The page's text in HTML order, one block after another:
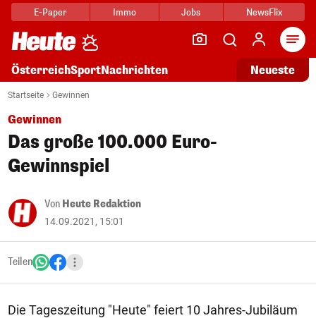
E-Paper Immo Jobs NewsFlix
ÖsterreichSportNachrichten Neueste
Startseite Gewinnen
Gewinnen
Das große 100.000 Euro-
Gewinnspiel
Von Heute Redaktion
14.09.2021, 15:01
Teilen
Die Tageszeitung "Heute" feiert 10 Jahres-Jubiläum